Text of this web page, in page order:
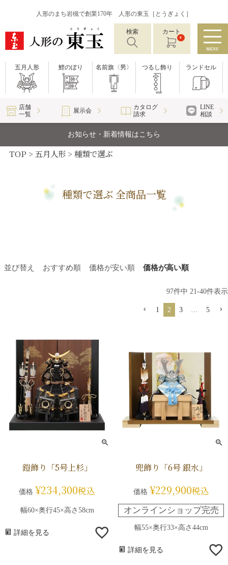
人形のまち岩槻で創業170年 人形の東玉［とうぎょく］
検索 カート
0
MENU
五月人形 鯉のぼり 名前旗〈男〉 つるし飾り ランドセル
店舗
一覧
展示会
カタログ
請求
LINE
相談
お知らせ・新着情報はこちら
TOP 五月人形 種類で選ぶ
種類で選ぶ 全商品一覧
並び替え おすすめ順 価格が安い順 価格が高い順
97件中 21 -40件表示
1 2 3 5
鎧飾り「5号上杉」
価格 ¥234,300税込
幅60×奥行45×高さ58cm
詳細を見る
兜飾り「6号 銀水」
価格 ¥229,900税込
オンラインショップ完売
幅55×奥行33×高さ44cm
詳細を見る